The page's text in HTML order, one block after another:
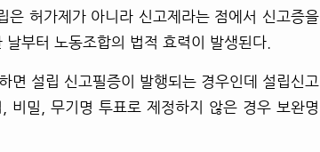
은 허가제가 아니라 신고제라는 점에서 신고증을
부터 노동조합의 법적 효력이 발생된다.
면 설립 신고필증이 발행되는 경우인데 설립신고
비밀, 무기명 투표로 제정하지 않은 경우 보완명